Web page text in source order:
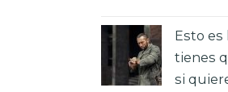
Esto es
tienes
si